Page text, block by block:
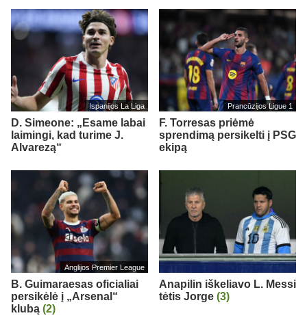
Ispanijos La Liga
D. Simeone: „Esame labai
laimingi, kad turime J.
Alvarezą“
Prancūzijos Ligue 1
F. Torresas priėmė
sprendimą persikelti į PSG
ekipą
Anglijos Premier League
B. Guimaraesas oficialiai
persikėlė į „Arsenal“
klubą (2)
Anapilin iškeliavo L. Messi
tėtis Jorge (3)